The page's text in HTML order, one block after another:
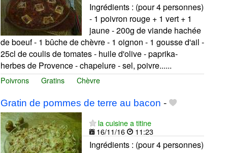
Ingrédients : (pour 4 personnes)
- 1 poivron rouge + 1 vert + 1
jaune - 200g de viande hachée
de boeuf - 1 bûche de chèvre - 1 oignon - 1 gousse d'ail -
25cl de coulis de tomates - huile d'olive - paprika-
herbes de Provence - chapelure - sel, poivre......
Poivrons Gratins Chèvre
Gratin de pommes de terre au bacon -
la cuisine a titine
16/11/16
11:23
Ingrédients : (pour 4 personnes)